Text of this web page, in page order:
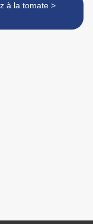
Riz à la tomate >